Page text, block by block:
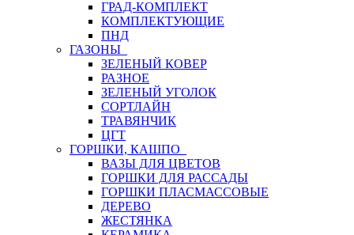
ГРАД-КОМПЛЕКТ
КОМПЛЕКТУЮЩИЕ
ПНД
ГАЗОНЫ
ЗЕЛЕНЫЙ КОВЕР
РАЗНОЕ
ЗЕЛЕНЫЙ УГОЛОК
СОРТЛАЙН
ТРАВЯНЧИК
ЦГТ
ГОРШКИ, КАШПО
ВАЗЫ ДЛЯ ЦВЕТОВ
ГОРШКИ ДЛЯ РАССАДЫ
ГОРШКИ ПЛАСМАССОВЫЕ
ДЕРЕВО
ЖЕСТЯНКА